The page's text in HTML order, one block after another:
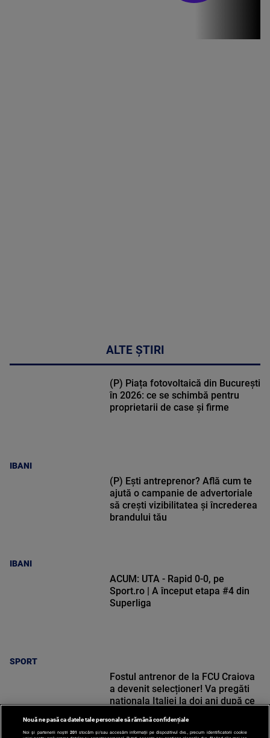
ALTE ȘTIRI
IBANI
(P) Piața fotovoltaică din București
în 2026: ce se schimbă pentru
proprietarii de case și firme
IBANI
(P) Ești antreprenor? Află cum te
ajută o campanie de advertoriale
să crești vizibilitatea și încrederea
brandului tău
SPORT
ACUM: UTA - Rapid 0-0, pe
Sport.ro | A început etapa #4 din
Superliga
Fostul antrenor de la FCU Craiova
a devenit selecționer! Va pregăti
naționala Italiei la doi ani după ce
Nouă ne pasă ca datele tale personale să rămână confidențiale
Noi și partenerii noștri 201 stocăm și/sau accesăm informații pe dispozitivul dvs., precum identificatorii cookie